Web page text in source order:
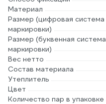
Материал
Размер (цифровая система
маркировки)
Размер (буквенная система
маркировки)
Вес нетто
Состав материала
Утеплитель
Цвет
Количество пар в упаковке